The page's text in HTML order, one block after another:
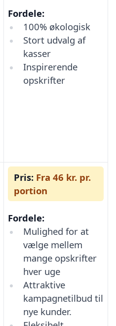
Fordele:
100% økologisk
Stort udvalg af
kasser
Inspirerende
opskrifter
Pris: Fra 46 kr. pr.
portion
Fordele:
Mulighed for at
vælge mellem
mange opskrifter
hver uge
Attraktive
kampagnetilbud til
nye kunder.